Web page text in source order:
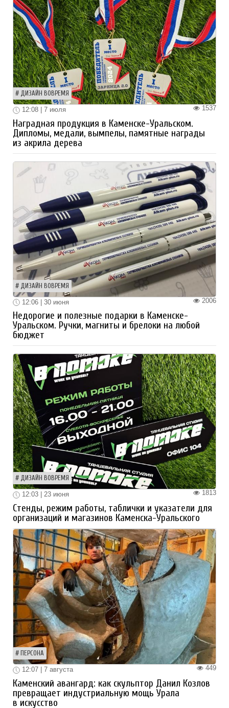
ДИЗАЙН ВОВРЕМЯ
1537
12:08 | 7 июля
Наградная продукция в Каменске-Уральском.
Дипломы, медали, вымпелы, памятные награды
из акрила дерева
ДИЗАЙН ВОВРЕМЯ
2006
12:06 | 30 июня
Недорогие и полезные подарки в Каменске-
Уральском. Ручки, магниты и брелоки на любой
бюджет
ДИЗАЙН ВОВРЕМЯ
1813
12:03 | 23 июня
Стенды, режим работы, таблички и указатели для
организаций и магазинов Каменска-Уральского
ПЕРСОНА
449
12:07 | 7 августа
Каменский авангард: как скульптор Данил Козлов
превращает индустриальную мощь Урала
в искусство